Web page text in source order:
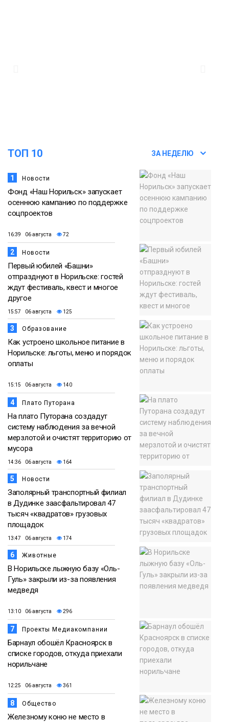
ТОП 10 ЗА НЕДЕЛЮ
1 Новости
Фонд «Наш Норильск» запускает
осеннюю кампанию по поддержке
соцпроектов
16:39 06 августа 72
2 Новости
Первый юбилей «Башни»
отпразднуют в Норильске: гостей
ждут фестиваль, квест и многое
другое
15:57 06 августа 125
3 Образование
Как устроено школьное питание в
Норильске: льготы, меню и порядок
оплаты
15:15 06 августа 140
4 Плато Путорана
На плато Путорана создадут
систему наблюдения за вечной
мерзлотой и очистят территорию от
мусора
14:36 06 августа 164
5 Новости
Заполярный транспортный филиал
в Дудинке заасфальтировал 47
тысяч «квадратов» грузовых
площадок
13:47 06 августа 174
6 Животные
В Норильске лыжную базу «Оль-
Гуль» закрыли из-за появления
медведя
13:10 06 августа 296
7 Проекты Медиакомпании
Барнаул обошёл Красноярск в
списке городов, откуда приехали
норильчане
12:25 06 августа 361
8 Общество
Железному коню не место в